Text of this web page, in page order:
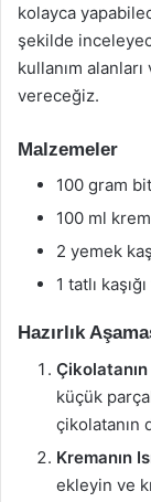
kolayca
şekilde
kullanım
vereceğiz.
Malzemeler
100 gram
100 ml
2 yemek
1 tatlı
Hazırlık
Çikolatanın
küçük
çikolatanın
Kremanın
ekleyin ve